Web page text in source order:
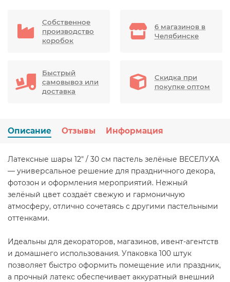
Собственное
производство
коробок
6 магазинов в
Челябинске
Быстрый
самовывоз или
доставка
Скидка при
покупке оптом
Описание Отзывы Информация
Латексные шары 12" / 30 см пастель зелёные ВЕСЕЛУХА
— универсальное решение для праздничного декора,
фотозон и оформления мероприятий. Нежный
зелёный цвет создаёт свежую и гармоничную
атмосферу, отлично сочетаясь с другими пастельными
оттенками.
Идеальны для декораторов, магазинов, ивент-агентств
и домашнего использования. Упаковка 100 штук
позволяет быстро оформить помещение или праздник,
а прочный латекс обеспечивает аккуратный внешний